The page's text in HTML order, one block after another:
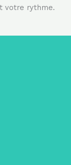
votre rythme.